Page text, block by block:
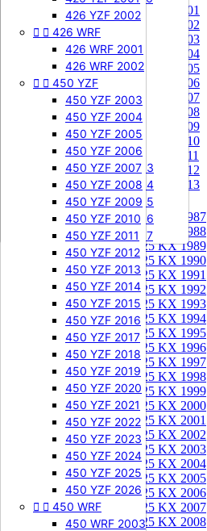
505 SXF
505 SXF 2007
505 SXF 2008
525 SXF
525 SXF 2003
525 SXF 2004
525 SXF 2005
525 SXF 2006
525 EXC-F
525 EXC-F 2003
525 EXC-F 2004
525 EXC-F 2005
525 EXC-F 2006
525 EXC-F 2007
426 YZF 2002
  426 WRF
426 WRF 2001
426 WRF 2002
  450 YZF
450 YZF 2003
450 YZF 2004
450 YZF 2005
450 YZF 2006
450 YZF 2007
450 YZF 2008
450 YZF 2009
450 YZF 2010
450 YZF 2011
450 YZF 2012
450 YZF 2013
450 YZF 2014
450 YZF 2015
450 YZF 2016
450 YZF 2017
450 YZF 2018
450 YZF 2019
450 YZF 2020
450 YZF 2021
450 YZF 2022
450 YZF 2023
450 YZF 2024
450 YZF 2025
450 YZF 2026
  450 WRF
450 WRF 2003
85 KX 2001
85 KX 2002
85 KX 2003
85 KX 2004
85 KX 2005
85 KX 2006
85 KX 2007
85 KX 2008
85 KX 2009
85 KX 2010
85 KX 2011
85 KX 2012
85 KX 2013
125 KX 
125 KX 1987
125 KX 1988
125 KX 1989
125 KX 1990
125 KX 1991
125 KX 1992
125 KX 1993
125 KX 1994
125 KX 1995
125 KX 1996
125 KX 1997
125 KX 1998
125 KX 1999
125 KX 2000
125 KX 2001
125 KX 2002
125 KX 2003
125 KX 2004
125 KX 2005
125 KX 2006
125 KX 2007
125 KX 2008